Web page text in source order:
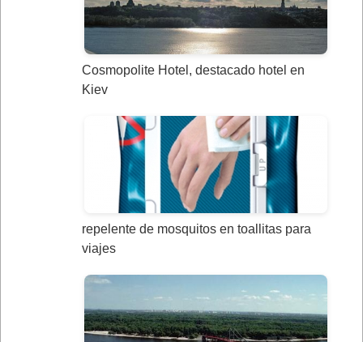
Cosmopolite Hotel, destacado hotel en
Kiev
repelente de mosquitos en toallitas para
viajes